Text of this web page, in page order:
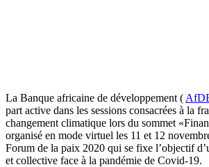
La Banque africaine de développement (
part active dans les sessions consacrées à la
changement climatique lors du sommet
organisé en mode virtuel les 11 et 12
Forum de la paix 2020 qui se fixe l’objectif
et collective face à la pandémie de Covid-19.